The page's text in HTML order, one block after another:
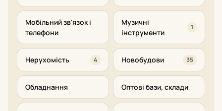
Мобільний зв'язок і
телефони
Музичні
інструменти
1
Нерухомість 4 Новобудови 35
Обладнання Оптові бази, склади